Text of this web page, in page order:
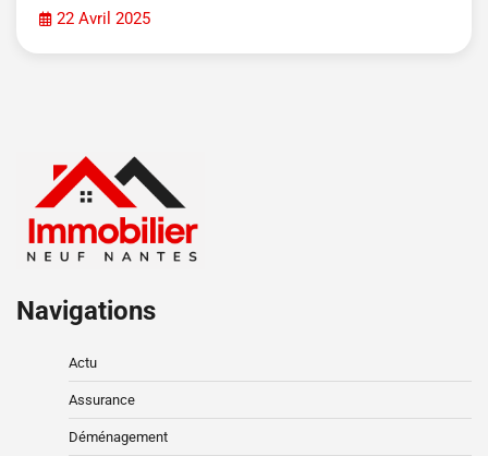
22 Avril 2025
Navigations
Actu
Assurance
Déménagement